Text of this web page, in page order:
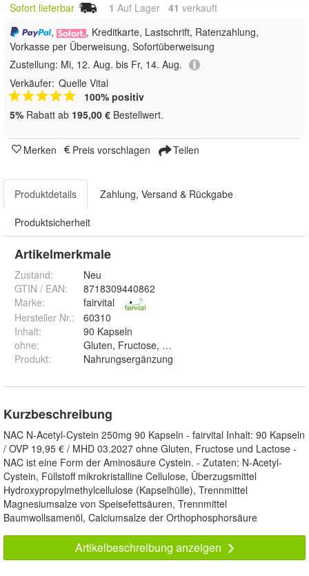
Sofort lieferbar 1 Auf Lager 41 verkauft
,
, Kreditkarte, Lastschrift, Ratenzahlung,
Vorkasse per Überweisung, Sofortüberweisung
Zustellung: Mi, 12. Aug. bis Fr, 14. Aug.
Verkäufer: Quelle Vital
100% positiv
5% Rabatt ab 195,00 € Bestellwert.
Merken Preis vorschlagen Teilen
Produktdetails Zahlung, Versand & Rückgabe
Produktsicherheit
Artikelmerkmale
Zustand:
Neu
GTIN / EAN:
8718309440862
Marke:
fairvital
Hersteller Nr.:
60310
Inhalt:
90 Kapseln
ohne:
Gluten, Fructose, Lactose
Produkt: Nahrungsergänzung
Kurzbeschreibung
NAC N-Acetyl-Cystein 250mg 90 Kapseln - fairvital Inhalt: 90 Kapseln
/ OVP 19,95 € / MHD 03.2027 ohne Gluten, Fructose und Lactose -
NAC ist eine Form der Aminosäure Cystein. - Zutaten: N-Acetyl-
Cystein, Füllstoff mikrokristalline Cellulose, Überzugsmittel
Hydroxypropylmethylcellulose (Kapselhülle), Trennmittel
Magnesiumsalze von Speisefettsäuren, Trennmittel
Baumwollsamenöl, Calciumsalze der Orthophosphorsäure
Artikelbeschreibung anzeigen